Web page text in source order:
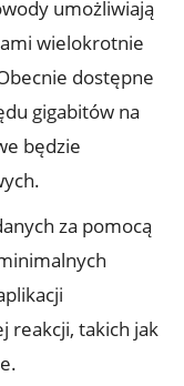
umożliwiają
wielokrotnie
dostępne
gigabitów na
będzie
za pomocą
reakcji, takich jak